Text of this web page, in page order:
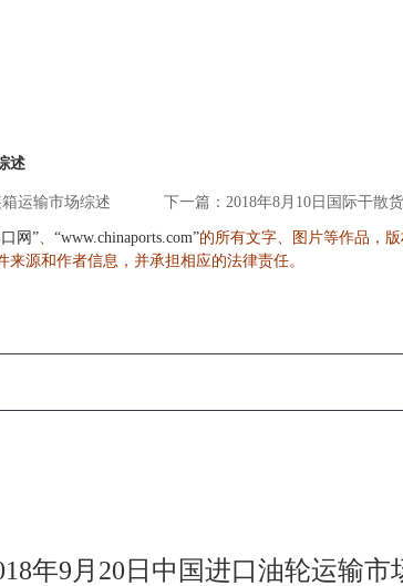
述
运输市场综述 下一篇：2018年8月10日国际干散
网”、 “www.chinaports.com”的所有文字、图片等作品，
源和作者信息，并承担相应的法律责任。
年9月20日中国进口油轮运输市